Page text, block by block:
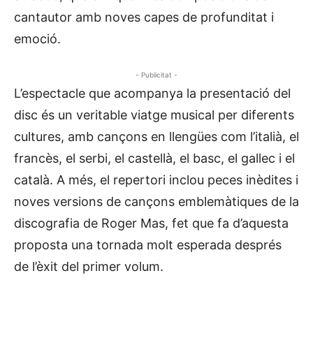
cantautor amb noves capes de profunditat i
emoció.
- Publicitat -
L’espectacle que acompanya la presentació del
disc és un veritable viatge musical per diferents
cultures, amb cançons en llengües com l’italià, el
francès, el serbi, el castellà, el basc, el gallec i el
català. A més, el repertori inclou peces inèdites i
noves versions de cançons emblemàtiques de la
discografia de Roger Mas, fet que fa d’aquesta
proposta una tornada molt esperada després
de l’èxit del primer volum.